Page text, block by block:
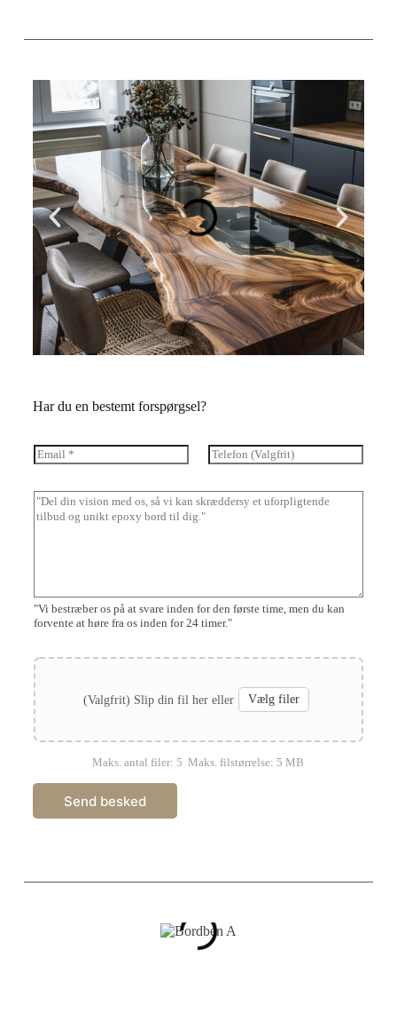
Har du en bestemt forspørgsel?
E
m
i
T
e
e
B
e
"Vi bestræber os på at svare inden for den første time, men du kan
forvente at høre fra os inden for 24 timer."
I
n
s
p
i
r
i
n
(Valgfrit) Slip din fil her eller Vælg filer
Maks. antal filer:5 Maks. filstørrelse:5 MB
Send besked